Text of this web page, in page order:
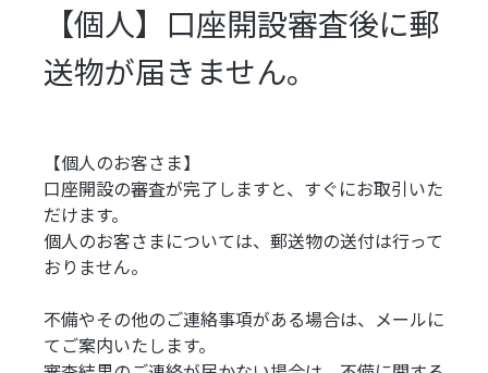
【個人】口座開設審査後に郵
送物が届きません。
【個人のお客さま】
口座開設の審査が完了しますと、すぐにお取引いた
だけます。
個人のお客さまについては、郵送物の送付は行って
おりません。
不備やその他のご連絡事項がある場合は、メールに
てご案内いたします。